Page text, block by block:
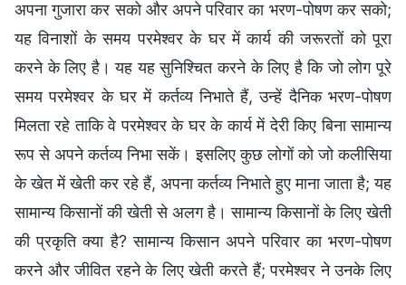
अपना गुजारा कर सको और अपने परिवार का भरण-पोषण कर सको;
यह विनाशों के समय परमेश्वर के घर में कार्य की जरूरतों को पूरा
करने के लिए है। यह यह सुनिश्चित करने के लिए है कि जो लोग पूरे
समय परमेश्वर के घर में कर्तव्य निभाते हैं, उन्हें दैनिक भरण-पोषण
मिलता रहे ताकि वे परमेश्वर के घर के कार्य में देरी किए बिना सामान्य
रूप से अपने कर्तव्य निभा सकें। इसलिए कुछ लोगों को जो कलीसिया
के खेत में खेती कर रहे हैं, अपना कर्तव्य निभाते हुए माना जाता है; यह
सामान्य किसानों की खेती से अलग है। सामान्य किसानों के लिए खेती
की प्रकृति क्या है? सामान्य किसान अपने परिवार का भरण-पोषण
करने और जीवित रहने के लिए खेती करते हैं; परमेश्वर ने उनके लिए